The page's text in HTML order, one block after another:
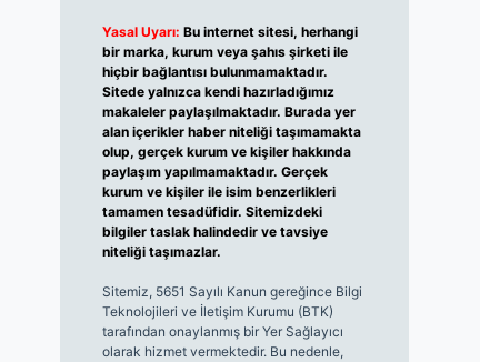
Yasal Uyarı: Bu internet sitesi, herhangi
bir marka, kurum veya şahıs şirketi ile
hiçbir bağlantısı bulunmamaktadır.
Sitede yalnızca kendi hazırladığımız
makaleler paylaşılmaktadır. Burada yer
alan içerikler haber niteliği taşımamakta
olup, gerçek kurum ve kişiler hakkında
paylaşım yapılmamaktadır. Gerçek
kurum ve kişiler ile isim benzerlikleri
tamamen tesadüfidir. Sitemizdeki
bilgiler taslak halindedir ve tavsiye
niteliği taşımazlar.
Sitemiz, 5651 Sayılı Kanun gereğince Bilgi
Teknolojileri ve İletişim Kurumu (BTK)
tarafından onaylanmış bir Yer Sağlayıcı
olarak hizmet vermektedir. Bu nedenle,